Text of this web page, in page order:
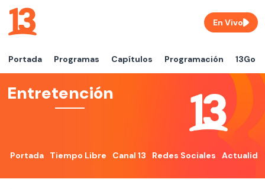
Portada Programas Capítulos Programación 13Go
En Vivo
Entretención
Portada Tiempo Libre Canal 13 Redes Sociales